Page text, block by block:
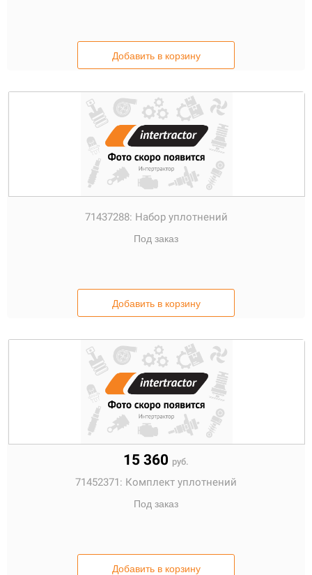
Добавить в корзину
71437288: Набор уплотнений
Под заказ
Добавить в корзину
15 360 руб.
71452371: Комплект уплотнений
Под заказ
Добавить в корзину